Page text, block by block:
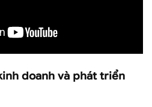
doanh và phát triển